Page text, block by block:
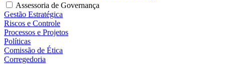
Assessoria de Governança
Gestão Estratégica
Riscos e Controle
Processos e Projetos
Políticas
Comissão de Ética
Corregedoria